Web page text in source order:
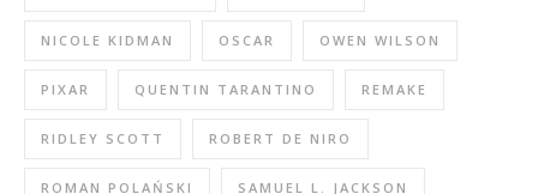
NICOLE KIDMAN OSCAR OWEN WILSON
PIXAR QUENTIN TARANTINO REMAKE
RIDLEY SCOTT ROBERT DE NIRO
ROMAN POLAŃSKI SAMUEL L. JACKSON